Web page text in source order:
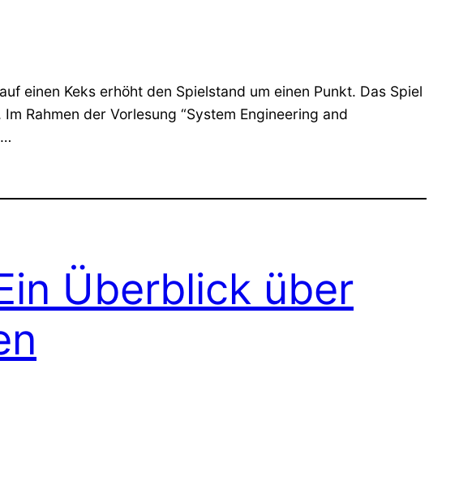
einen Keks erhöht den Spielstand um einen Punkt. Das Spiel
Rahmen der Vorlesung “System Engineering and
Überblick über